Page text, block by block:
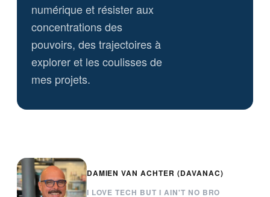
numérique et résister aux
concentrations des
pouvoirs, des trajectoires à
explorer et les coulisses de
mes projets.
DAMIEN VAN ACHTER (DAVANAC)
I LOVE TECH BUT I AIN'T NO BRO